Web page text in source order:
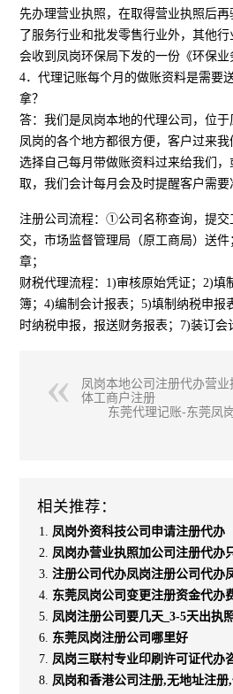
先办理营业执照，在取得营业执照后
了服务行业和批发零售行业外，其他
会收到凤岗环保局下发的一份《环保业
4．代理记账每个月的做账资料是需要
拿？
答：我们是凤岗本地的代理公司，位
凤岗的各个地方都很方便，客户过来我
选择自己每月带做账资料过来给我们
取，我们会计每月会及时提醒客户需要
注册公司流程：①公司名称查询，提
交，市场监督管理局（原工商局）送
章；
财税代理流程：1)审核原始凭证；2)填
簿；4)编制会计报表；5)填制纳税申报
时纳税申报，报送财务报表；7)装订会
凤岗本地公司注册代办营
体工商户注册
东莞代理记账-东莞凤
相关推荐：
凤岗外资科技公司申请注册代办
凤岗办营业执照加公司注册代办
注册公司代办凤岗注册公司代办
东莞凤岗公司变更注册资金代办
凤岗注册公司要几天_3-5天出执
东莞凤岗注册公司哪里好
凤岗三联村专业印刷许可证代办
凤岗和香港公司注册,无地址注册